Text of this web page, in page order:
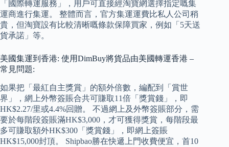
「國際轉運服務」，用戶可直接經淘寶網選擇指定嘅集
運商進行集運。 整體而言，官方集運運費比私人公司稍
貴，但淘寶設有比較清晰嘅條款保障買家，例如「5天送
貨承諾」等。
美國集運到香港: 使用DimBuy將貨品由美國轉運香港 –
常見問題:
如果把「最紅自主獎賞」的額外倍數，編配到「賞世
界」，網上外幣簽賬合共可賺取11倍「獎賞錢」，即
HK$2.27/里或4.4%回贈。 不過網上及外幣簽賬部分，需
要於每階段簽賬滿HK$3,000，才可獲得獎賞，每階段最
多可賺取額外HK$300「獎賞錢」，即網上簽賬
HK$15,000封頂。 Shipbao勝在快遞上門收費便宜，首10